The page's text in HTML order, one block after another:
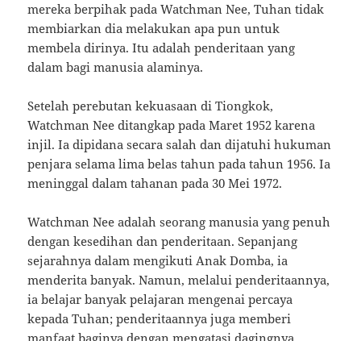
mereka berpihak pada Watchman Nee, Tuhan tidak
membiarkan dia melakukan apa pun untuk
membela dirinya. Itu adalah penderitaan yang
dalam bagi manusia alaminya.
Setelah perebutan kekuasaan di Tiongkok,
Watchman Nee ditangkap pada Maret 1952 karena
injil. Ia dipidana secara salah dan dijatuhi hukuman
penjara selama lima belas tahun pada tahun 1956. Ia
meninggal dalam tahanan pada 30 Mei 1972.
Watchman Nee adalah seorang manusia yang penuh
dengan kesedihan dan penderitaan. Sepanjang
sejarahnya dalam mengikuti Anak Domba, ia
menderita banyak. Namun, melalui penderitaannya,
ia belajar banyak pelajaran mengenai percaya
kepada Tuhan; penderitaannya juga memberi